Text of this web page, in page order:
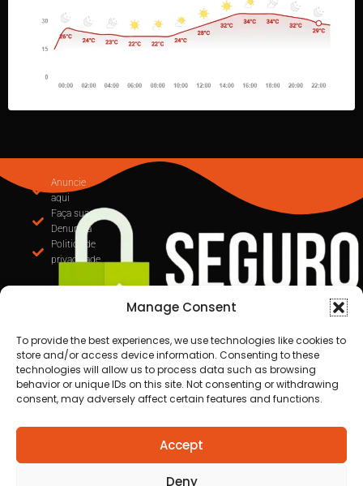
Manage Consent
To provide the best experiences, we use technologies like cookies to
store and/or access device information. Consenting to these
technologies will allow us to process data such as browsing
behavior or unique IDs on this site. Not consenting or withdrawing
consent, may adversely affect certain features and functions.
Accept
Deny
Anuncie
aqui
Faça sua
Denuncia
Politica de
privacidade
MT | 2025
Desenvolvido por Cafecursinho - soluções digitais